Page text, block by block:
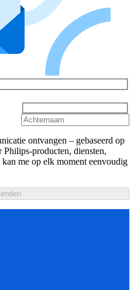
ontvangen – gebaseerd op
producten, diensten,
me op elk moment eenvoudig